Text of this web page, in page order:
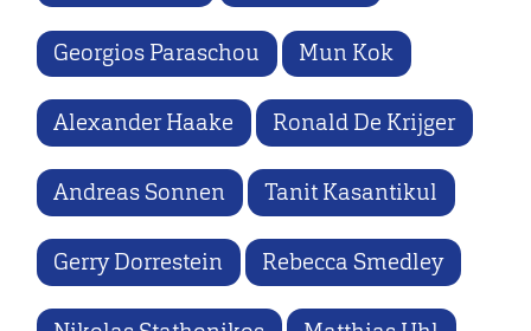
Georgios Paraschou Mun Kok
Alexander Haake Ronald De Krijger
Andreas Sonnen Tanit Kasantikul
Gerry Dorrestein Rebecca Smedley